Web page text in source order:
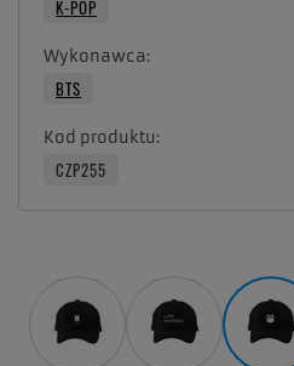
K-POP
Wykonawca
BTS
Kod produktu
CZP255